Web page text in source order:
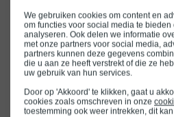
We gebruiken cookies om content en
om functies voor social media te
analyseren. Ook delen we informatie
met onze partners voor social media,
partners kunnen deze gegevens
die u aan ze heeft verstrekt of die ze
uw gebruik van hun services.
Door op 'Akkoord' te klikken, gaat u
cookies zoals omschreven in onze
toestemming ook weer intrekken, dit